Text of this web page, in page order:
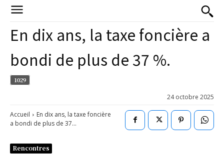
En dix ans, la taxe foncière a
bondi de plus de 37 %.
1029
24 octobre 2025
Accueil
En dix ans, la taxe foncière
a bondi de plus de 37...
Rencontres